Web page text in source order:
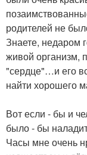
родителей не
Знаете, недаром
живой организм,
"сердце"…и его
найти хорошего
Вот если - бы и
было - бы
Часы мне очень